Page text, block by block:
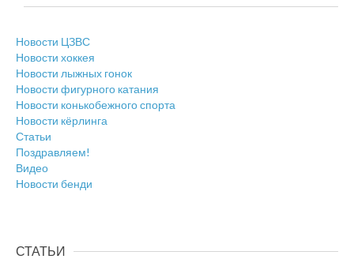
Новости ЦЗВС
Новости хоккея
Новости лыжных гонок
Новости фигурного катания
Новости конькобежного спорта
Новости кёрлинга
Статьи
Поздравляем!
Видео
Новости бенди
СТАТЬИ